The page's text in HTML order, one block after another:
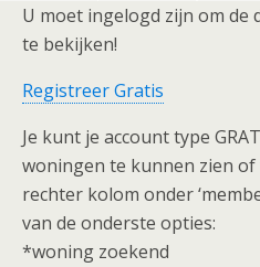
U moet ingelogd zijn om de
te bekijken!
Registreer Gratis
Je kunt je account type
woningen te kunnen zien of
rechter kolom onder
van de onderste opties:
*woning zoekend